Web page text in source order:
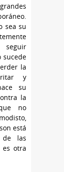
sea su
sucede
la
y
su
la
no
está
las
otra